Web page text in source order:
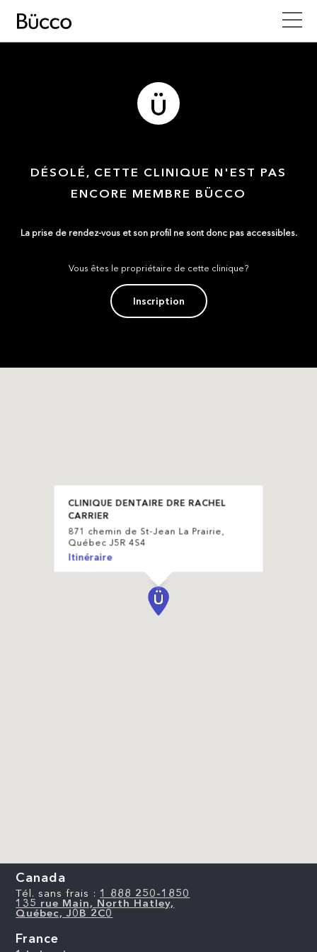
DÉSOLÉ, CETTE CLINIQUE N'EST PAS
ENCORE MEMBRE BÜCCO
La prise de rendez-vous et son profil ne sont donc pas accessibles.
Vous êtes le propriétaire de cette clinique?
Inscription
CLINIQUE DENTAIRE DRE RACHEL
CARRIER
871 chemin de St-Jean La Prairie,
Québec J5R 4S4
Itinéraire
Canada
Tél. sans frais : 1 888 250-1850
135 rue Main, North Hatley,
Québec, J0B 2C0
France